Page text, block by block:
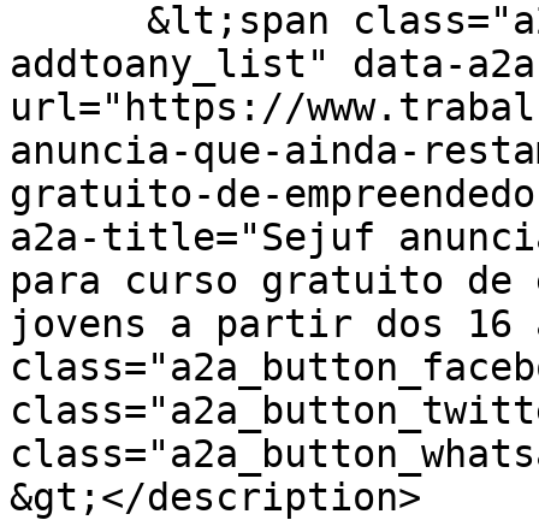
addtoany_list" data-
url="https://
anuncia-que-ainda-
gratuito-de-
a2a-title="Sejuf
para curso gratuito de
jovens a partir dos 16
&gt;</description>